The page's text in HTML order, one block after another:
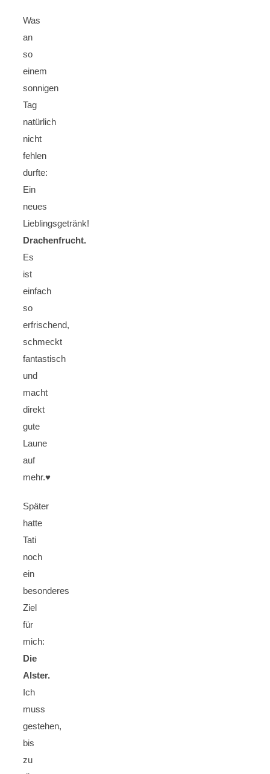
Was
an
so
einem
sonnigen
Tag
natürlich
nicht
fehlen
durfte:
Ein
neues
Lieblingsgetränk!
Drachenfrucht.
Es
ist
einfach
so
erfrischend,
schmeckt
fantastisch
und
macht
direkt
gute
Laune
auf
mehr.♥️
Später
hatte
Tati
noch
ein
besonderes
Ziel
für
mich:
Die
Alster.
Ich
muss
gestehen,
bis
zu